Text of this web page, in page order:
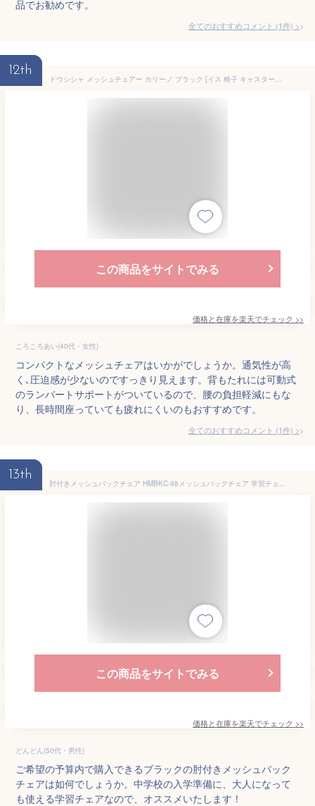
品でお勧めです。
全てのおすすめコメント (1件) >
12th
ドウシシャ メッシュチェアー カリーノ ブラック [イス 椅子 キャスター付] CMC-BK
この商品をサイトでみる
価格と在庫を楽天でチェック >>
ころころあい(40代・女性)
コンパクトなメッシュチェアはいかがでしょうか。通気性が高
く､圧迫感が少ないのですっきり見えます。背もたれには可動式
のランバートサポートがついているので、腰の負担軽減にもな
り、長時間座っていても疲れにくいのもおすすめです。
全てのおすすめコメント (1件) >
13th
肘付きメッシュバックチェア HMBKC-98メッシュバックチェア 学習チェア ハイバックチェア オフィスチェア オフィス 回転イス チェア イス 椅子 アームレスト ひじ掛け 肘掛け ブラック グリーン ブルー オレンジ ボルドー【D】
この商品をサイトでみる
価格と在庫を楽天でチェック >>
どんどん(50代・男性)
ご希望の予算内で購入できるブラックの肘付きメッシュバック
チェアは如何でしょうか。中学校の入学準備に、大人になって
も使える学習チェアなので、オススメいたします！